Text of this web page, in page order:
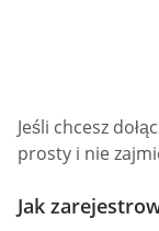
Jeśli chcesz
prosty i nie
Jak